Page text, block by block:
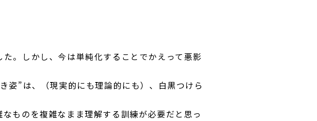
。しかし、今は単純化することでかえって悪影
姿”は、（現実的にも理論的にも）、白黒つけら
ものを複雑なまま理解する訓練が必要だと思っ